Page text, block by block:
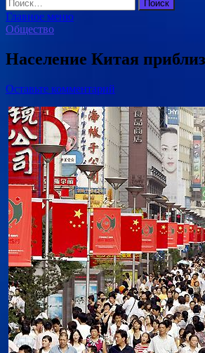
Главное меню
Общество
Население Китая
Оставьте комментарий